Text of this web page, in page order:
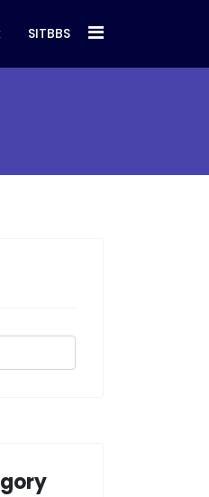
SITBBS